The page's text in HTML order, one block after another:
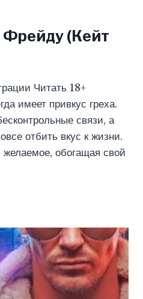
Фрейду (Кейт
Читать 18+
имеет привкус греха.
связи, а
отбить вкус к жизни.
обогащая свой